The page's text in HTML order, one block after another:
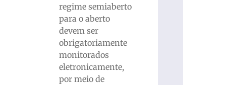
regime semiaberto
para o aberto
devem ser
obrigatoriamente
monitorados
eletronicamente,
por meio de